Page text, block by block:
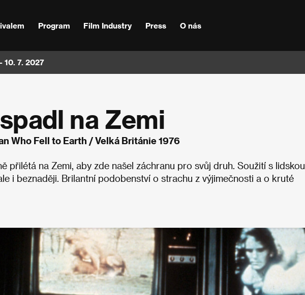
Program Film Industry Press O nás
10. 7. 2027
na Zemi
Who Fell to Earth / Velká Británie 1976
přilétá na Zemi, aby zde našel záchranu pro svůj druh. Soužití s lidskou
i beznaději. Brilantní podobenství o strachu z výjimečnosti a o kruté